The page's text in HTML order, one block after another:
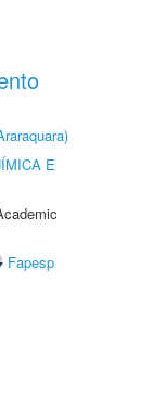
E
Fapesp